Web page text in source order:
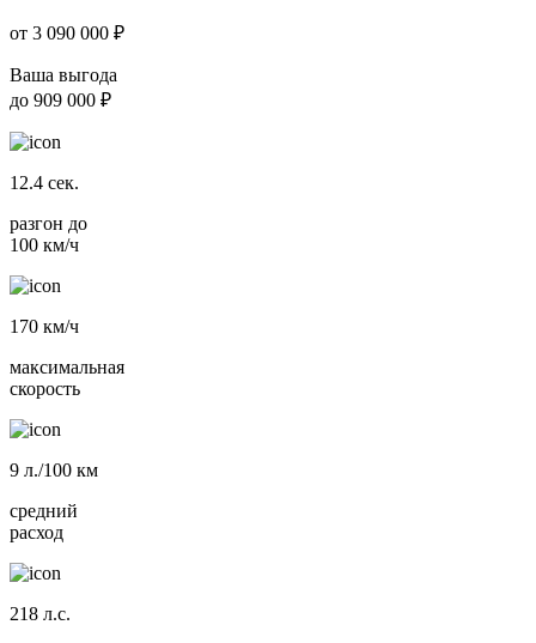
от 3 090 000 ₽
Ваша выгода
до 909 000 ₽
12.4 сек.
разгон до
100 км/ч
170 км/ч
максимальная
скорость
9 л./100 км
средний
расход
218 л.с.